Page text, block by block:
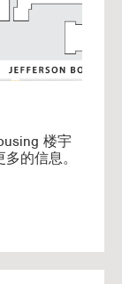
楼宇
的信息。